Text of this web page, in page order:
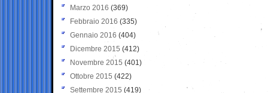
Marzo 2016 (369)
Febbraio 2016 (335)
Gennaio 2016 (404)
Dicembre 2015 (412)
Novembre 2015 (401)
Ottobre 2015 (422)
Settembre 2015 (419)